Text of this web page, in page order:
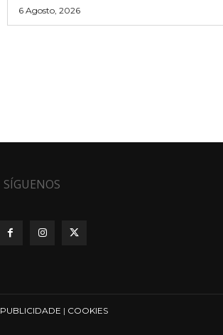
6 Agosto, 2026
SÍGUENOS
PUBLICIDADE | COOKIES